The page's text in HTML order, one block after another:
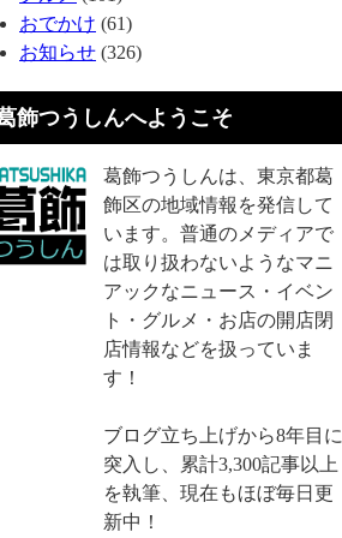
おでかけ (61)
お知らせ (326)
飾つうしんへようこそ
葛飾つうしんは、東京都葛
飾区の地域情報を発信して
います。普通のメディアで
は取り扱わないようなマニ
アックなニュース・イベン
ト・グルメ・お店の開店閉
店情報などを扱っていま
す！
ブログ立ち上げから8年目に
突入し、累計3,300記事以上
を執筆、現在もほぼ毎日更
新中！